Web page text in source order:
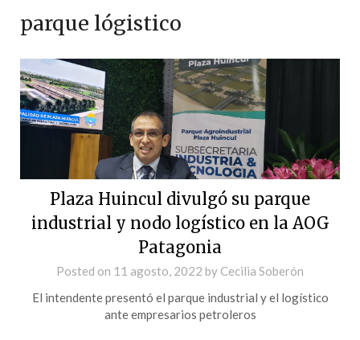
parque lógistico
Plaza Huincul divulgó su parque
industrial y nodo logístico en la AOG
Patagonia
Posted on 11 agosto, 2022 by Cecilia Soberón
El intendente presentó el parque industrial y el logístico
ante empresarios petroleros